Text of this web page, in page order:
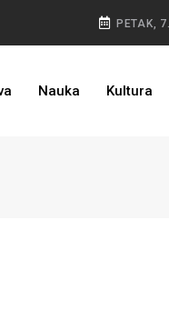
PETAK,
Nauka Kultura